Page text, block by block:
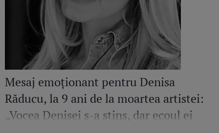
Mesaj emoționant pentru Denisa
Răducu, la 9 ani de la moartea artistei:
„Vocea Denisei s-a stins, dar ecoul ei